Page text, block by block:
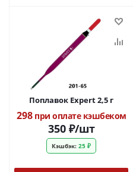
Поплавок Expert 2,5 г
298при оплате кэшбеком
350₽/шт
Кэшбэк: 25 ₽